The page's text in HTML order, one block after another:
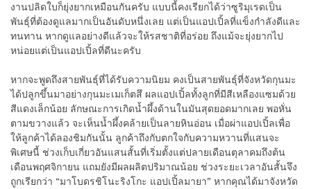
งานปลิดใบก็ยุ่งยากเหมือนกันครับ แบบนี้คงเรียกได้ว่าซูริมุเรดเป็น
พันธุ์ที่ต้องดูแลมากเป็นอันดับหนึ่งเลย แต่เป็นแอปเปิ้ลที่แข็งกำลังดีและ
ทนทาน หากดูแลอย่างดีแล้วจะให้รสชาติที่อร่อย ถึงแม้จะยุ่งยากไป
หน่อยแต่เป็นแอปเปิ้ลที่ดีนะครับ
หากจะพูดถึงสายพันธุ์ที่ได้รับความนิยม คงเป็นสายพันธุ์ที่จังหวัดกุนมะ
ได้ปลูกขึ้นมาอย่างกุนมะเมเก็ตสึ ผลแอปเปิ้ลทั้งลูกที่มีสีเหลืองแซมด้วย
สีแดงเล็กน้อย ลักษณะการเกิดน้ำผึ้งด้านในมันสุดยอดมากเลย พอหั่น
ตามขวางแล้ว จะเห็นน้ำผึ้งคล้ายเป็นลายหินอ่อน เมื่อผ่าแอปเปิ้ลเพื่อ
ให้ลูกค้าได้ลองชิมกันนั้น ลูกค้าถึงกับตกใจกับความหวานที่แสนจะ
พิเศษนี้ ช่วงเก็บเกี่ยวอันแสนสั้นที่เริ่มตั้งแต่ปลายเดือนตุลาคมถึงต้น
เดือนพฤศจิกายน แถมยังมีผลผลิตปริมาณน้อย ช่วงระยะเวลาอันสั้นจึง
ถูกเรียกว่า “มาโบดรชิโนะริงโกะ แอปเปิ้ลมายา” หากคุณได้มาจังหวัด